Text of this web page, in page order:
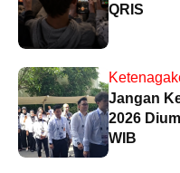
QRIS
Jangan
2026
WIB